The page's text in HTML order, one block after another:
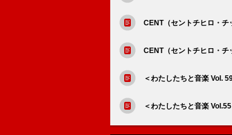
CENT（セントチヒロ・
CENT（セントチヒロ・
＜わたしたちと音楽 Vol.
＜わたしたちと音楽